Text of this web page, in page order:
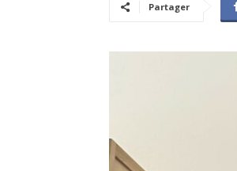
Partager